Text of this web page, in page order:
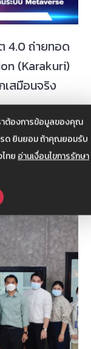
ต้องการข้อมูลของคุณ
รด ยินยอม ถ้าคุณยอมรับ
ทย อ่านเงื่อนไขการรักษา
4.0 ถ่ายทอด
(Karakuri)
เสมือนจริง
อดองค์ความรู้ Low
5 images